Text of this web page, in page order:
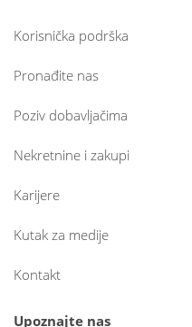
Korisnička podrška
Pronađite nas
Poziv dobavljačima
Nekretnine i zakupi
Karijere
Kutak za medije
Kontakt
Upoznajte nas